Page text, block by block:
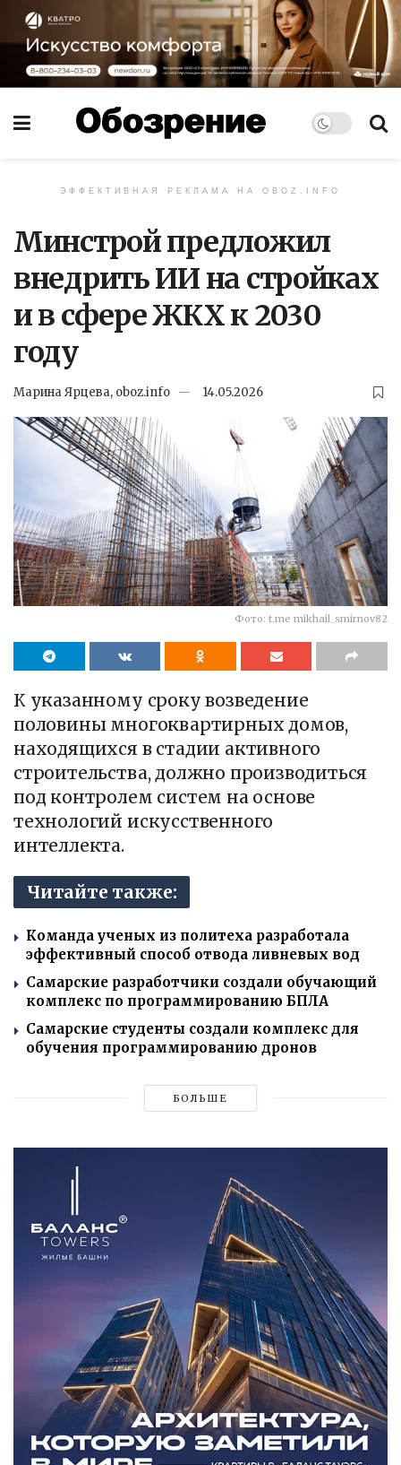
ЭФФЕКТИВНАЯ РЕКЛАМА НА OBOZ.INFO
Минстрой предложил
внедрить ИИ на стройках
и в сфере ЖКХ к 2030
году
Марина Ярцева, oboz.info 14.05.2026
Фото: t.me mikhail_smirnov82
К указанному сроку возведение
половины многоквартирных домов,
находящихся в стадии активного
строительства, должно производиться
под контролем систем на основе
технологий искусственного
интеллекта.
Читайте также:
Команда ученых из политеха разработала
эффективный способ отвода ливневых вод
Самарские разработчики создали обучающий
комплекс по программированию БПЛА
Самарские студенты создали комплекс для
обучения программированию дронов
БОЛЬШЕ